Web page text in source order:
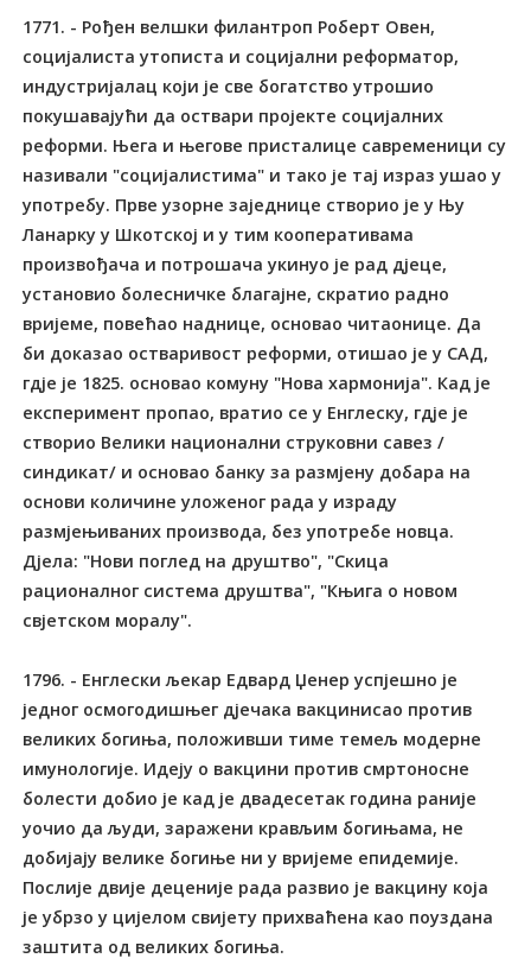
1771. - Рођен велшки филантроп Роберт Овен,
социјалиста утописта и социјални реформатор,
индустријалац који је све богатство утрошио
покушавајући да оствари пројекте социјалних
реформи. Њега и његове присталице савременици су
називали "социјалистима" и тако је тај израз ушао у
употребу. Прве узорне заједнице створио је у Њу
Ланарку у Шкотској и у тим кооперативама
произвођача и потрошача укинуо је рад дјеце,
установио болесничке благајне, скратио радно
вријеме, повећао наднице, основао читаонице. Да
би доказао остваривост реформи, отишао је у САД,
гдје је 1825. основао комуну "Нова хармонија". Кад је
експеримент пропао, вратио се у Енглеску, гдје је
створио Велики национални струковни савез /
синдикат/ и основао банку за размјену добара на
основи количине уложеног рада у израду
размјењиваних производа, без употребе новца.
Дјела: "Нови поглед на друштво", "Скица
рационалног система друштва", "Књига о новом
свјетском моралу".
1796. - Енглески љекар Едвард Џенер успјешно је
једног осмогодишњег дјечака вакцинисао против
великих богиња, положивши тиме темељ модерне
имунологије. Идеју о вакцини против смртоносне
болести добио је кад је двадесетак година раније
уочио да људи, заражени крављим богињама, не
добијају велике богиње ни у вријеме епидемије.
Послије двије деценије рада развио је вакцину која
је убрзо у цијелом свијету прихваћена као поуздана
заштита од великих богиња.